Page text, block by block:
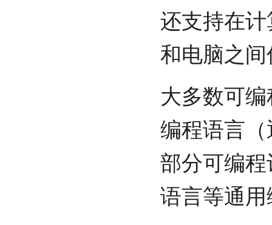
还支持在
和电脑之
大多数可
编程语言
部分可编
语言等通